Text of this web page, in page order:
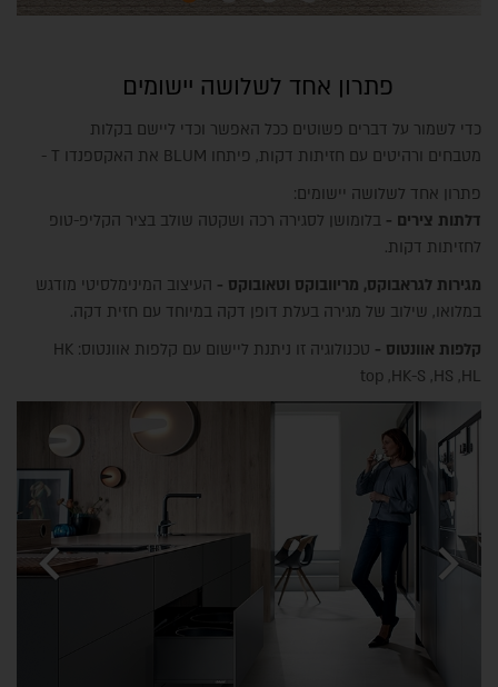
פתרון אחד לשלושה יישומים
כדי לשמור על דברים פשוטים ככל האפשר וכדי ליישם בקלות
מטבחים ורהיטים עם חזיתות דקות, פיתחו BLUM את האקספנדו T -
פתרון אחד לשלושה יישומים:
דלתות צירים - בלומושן לסגירה רכה ושקטה שולב בציר הקליפ-טופ
לחזיתות דקות.
מגירות לגראבוקס, מריוובוקס וטאובוקס - העיצוב המינימלסיטי מודגש
במלואו, שילוב של מגירה בעלת דופן דקה במיוחד עם חזית דקה.
קלפות אוונטוס -
טכנולוגיה זו ניתנת ליישום עם קלפות אוונטוס: HK
top ,HK-S ,HS ,HL
chevron_left chevron_right